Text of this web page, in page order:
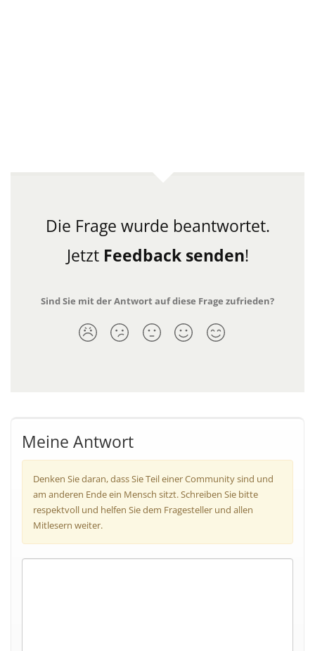
Die Frage wurde beantwortet.
Jetzt Feedback senden!
Sind Sie mit der Antwort auf diese Frage zufrieden?
Meine Antwort
Denken Sie daran, dass Sie Teil einer Community sind und
am anderen Ende ein Mensch sitzt. Schreiben Sie bitte
respektvoll und helfen Sie dem Fragesteller und allen
Mitlesern weiter.